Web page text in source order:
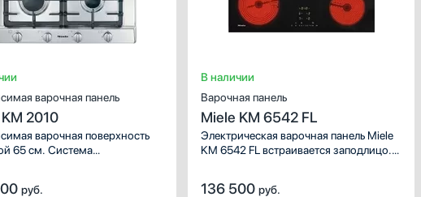
варочная панель
2010
варочная поверхность
65 см. Система
руб.
В наличии
Варочная панель
Miele KM 6542 FL
Электрическая варочная панель Miele
KM 6542 FL встраивается заподлицо.
136 500 руб.